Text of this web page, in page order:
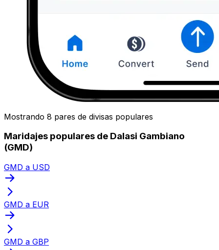
Mostrando 8 pares de divisas populares
Maridajes populares de Dalasi Gambiano
(GMD)
GMD a USD
GMD a EUR
GMD a GBP